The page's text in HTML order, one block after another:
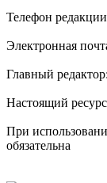
Телефон
Электронная
Главный
Настоящий
При
обязательна